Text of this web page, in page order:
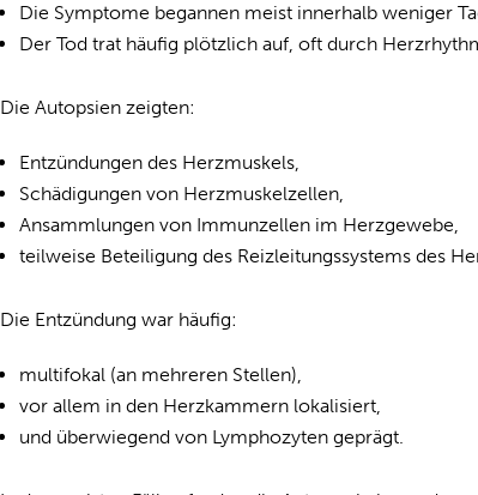
Die Symptome begannen meist innerhalb weniger
Der Tod trat häufig plötzlich auf, oft durch
Die Autopsien zeigten:
Entzündungen des Herzmuskels,
Schädigungen von Herzmuskelzellen,
Ansammlungen von Immunzellen im Herzgewebe,
teilweise Beteiligung des Reizleitungssystems des
Die Entzündung war häufig:
multifokal (an mehreren Stellen),
vor allem in den Herzkammern lokalisiert,
und überwiegend von Lymphozyten geprägt.